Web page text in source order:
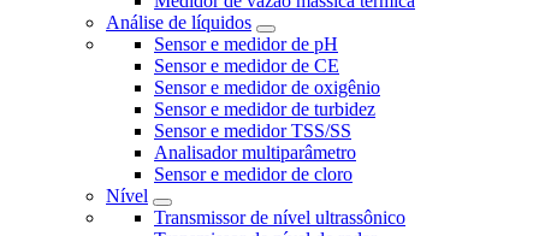
Análise de líquidos
Sensor e medidor de pH
Sensor e medidor de CE
Sensor e medidor de oxigênio
Sensor e medidor de turbidez
Sensor e medidor TSS/SS
Analisador multiparâmetro
Sensor e medidor de cloro
Nível
Transmissor de nível ultrassônico